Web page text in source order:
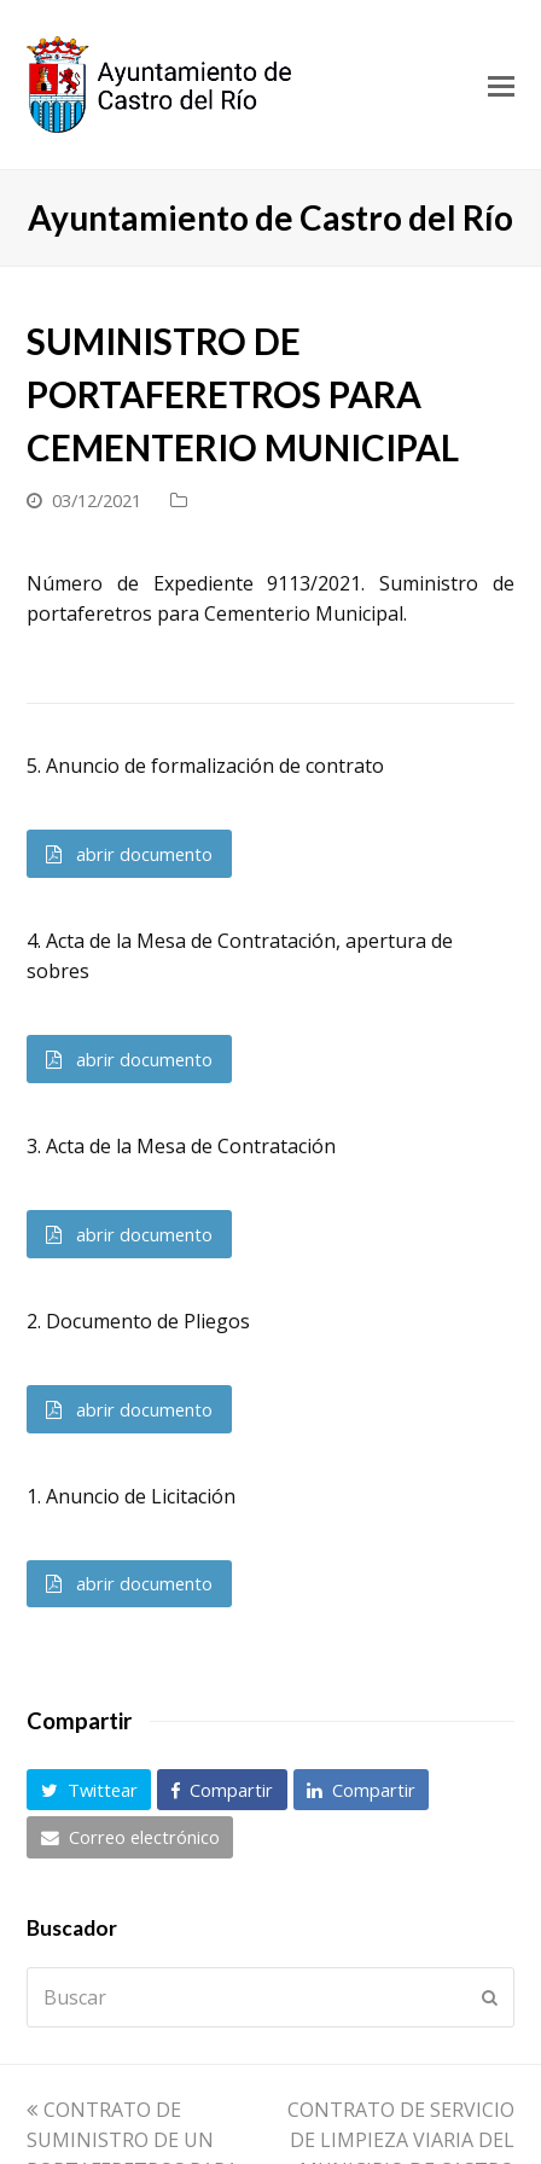
Ayuntamiento de Castro del Río
SUMINISTRO DE
PORTAFERETROS PARA
CEMENTERIO MUNICIPAL
03/12/2021
Número de Expediente 9113/2021. Suministro de
portaferetros para Cementerio Municipal.
5. Anuncio de formalización de contrato
abrir documento
4. Acta de la Mesa de Contratación, apertura de
sobres
abrir documento
3. Acta de la Mesa de Contratación
abrir documento
2. Documento de Pliegos
abrir documento
1. Anuncio de Licitación
abrir documento
Compartir
Twittear Compartir
Compartir
Correo electrónico
Buscador
previous
post:
CONTRATO DE
SUMINISTRO DE UN
next
post:
CONTRATO DE SERVICIO
DE LIMPIEZA VIARIA DEL